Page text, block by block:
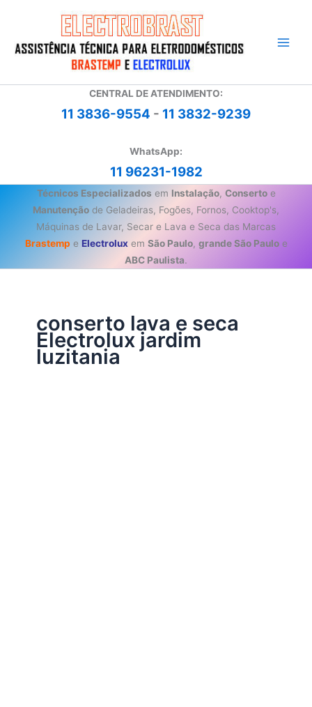
conteúdo
CENTRAL DE ATENDIMENTO:
11 3836-9554 - 11 3832-9239
WhatsApp:
11 96231-1982
Técnicos Especializados em Instalação, Consertoe
Manutenção de Geladeiras, Fogões, Fornos, Cooktop's,
Máquinas de Lavar, Secar e Lava e Seca das Marcas
Brastemp e Electroluxem São Paulo, grande São Pauloe
ABC Paulista.
conserto lava e seca
Electrolux jardim
luzitania